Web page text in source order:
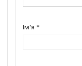
Ім'я *